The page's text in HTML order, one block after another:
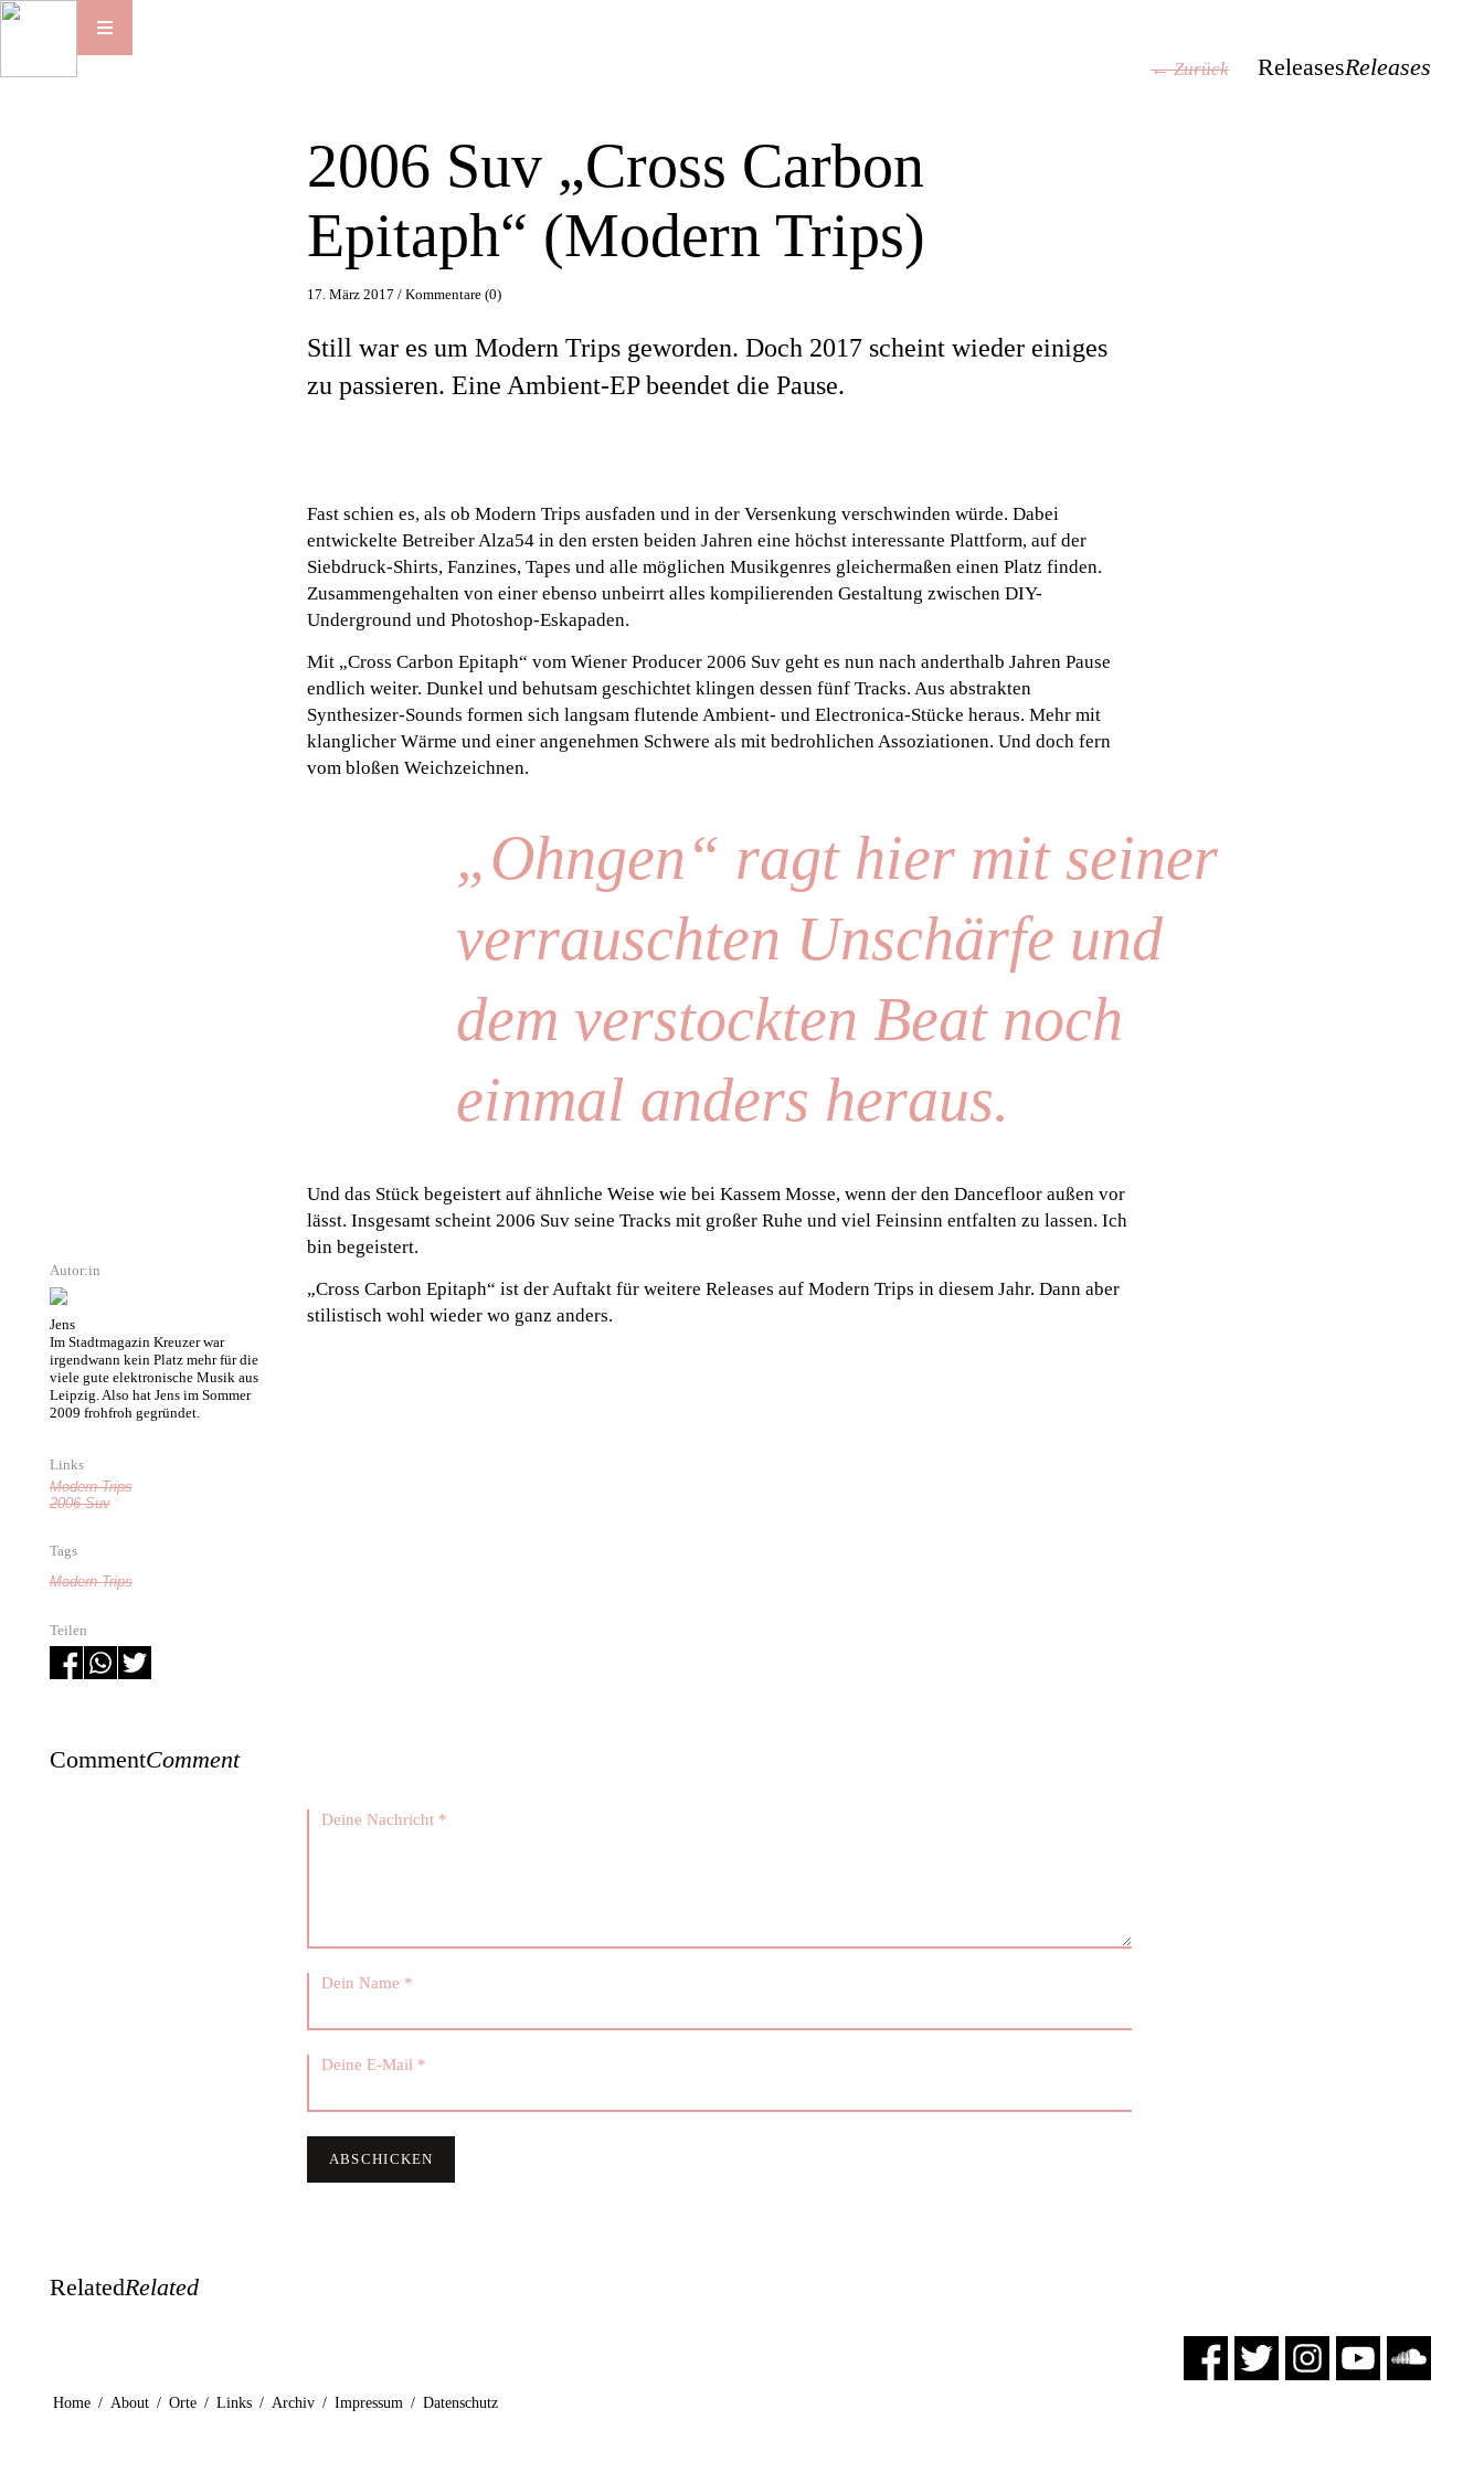
← Zurück ReleasesReleases
Autor:in
Jens
Im Stadtmagazin Kreuzer war
irgendwann kein Platz mehr für die
viele gute elektronische Musik aus
Leipzig. Also hat Jens im Sommer
2009 frohfroh gegründet.
Links
Modern Trips
2006 Suv
Tags
Modern Trips
Teilen
2006 Suv „Cross Carbon
Epitaph“ (Modern Trips)
17. März 2017 /Kommentare (0)
Still war es um Modern Trips geworden. Doch 2017 scheint wieder einiges
zu passieren. Eine Ambient-EP beendet die Pause.
Fast schien es, als ob Modern Trips ausfaden und in der Versenkung verschwinden würde. Dabei
entwickelte Betreiber Alza54 in den ersten beiden Jahren eine höchst interessante Plattform, auf der
Siebdruck-Shirts, Fanzines, Tapes und alle möglichen Musikgenres gleichermaßen einen Platz finden.
Zusammengehalten von einer ebenso unbeirrt alles kompilierenden Gestaltung zwischen DIY-
Underground und Photoshop-Eskapaden.
Mit „Cross Carbon Epitaph“ vom Wiener Producer 2006 Suv geht es nun nach anderthalb Jahren Pause
endlich weiter. Dunkel und behutsam geschichtet klingen dessen fünf Tracks. Aus abstrakten
Synthesizer-Sounds formen sich langsam flutende Ambient- und Electronica-Stücke heraus. Mehr mit
klanglicher Wärme und einer angenehmen Schwere als mit bedrohlichen Assoziationen. Und doch fern
vom bloßen Weichzeichnen.
„Ohngen“ ragt hier mit seiner
verrauschten Unschärfe und
dem verstockten Beat noch
einmal anders heraus.
Und das Stück begeistert auf ähnliche Weise wie bei Kassem Mosse, wenn der den Dancefloor außen vor
lässt. Insgesamt scheint 2006 Suv seine Tracks mit großer Ruhe und viel Feinsinn entfalten zu lassen. Ich
bin begeistert.
„Cross Carbon Epitaph“ ist der Auftakt für weitere Releases auf Modern Trips in diesem Jahr. Dann aber
stilistisch wohl wieder wo ganz anders.
CommentComment
RelatedRelated
Home / About / Orte / Links / Archiv / Impressum / Datenschutz